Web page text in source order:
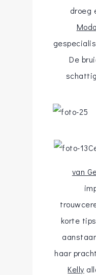
droeg
Moda
De
van
korte
haar
Kelly